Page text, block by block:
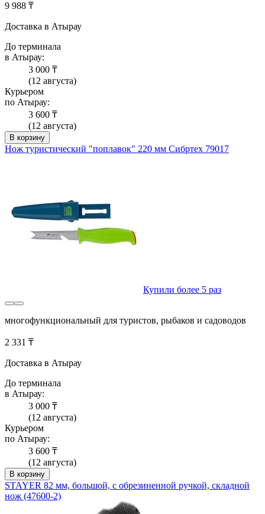
9 988 ₸
Доставка в Атырау
До терминала
в Атырау:
3 000 ₸
(12 августа)
Курьером
по Атырау:
3 600 ₸
(12 августа)
В корзину
Нож туристический "поплавок" 220 мм Сибртех 79017
Купили более 5 раз
многофункциональный для туристов, рыбаков и садоводов
2 331 ₸
Доставка в Атырау
До терминала
в Атырау:
3 000 ₸
(12 августа)
Курьером
по Атырау:
3 600 ₸
(12 августа)
В корзину
STAYER 82 мм, большой, с обрезиненной ручкой, складной
нож (47600-2)